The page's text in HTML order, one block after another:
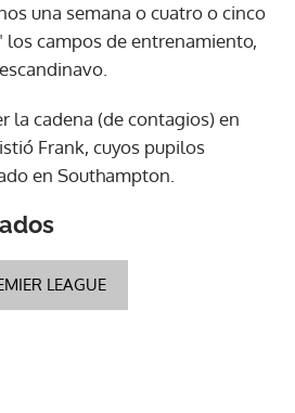
una semana o cuatro o cinco
los campos de entrenamiento,
la cadena (de contagios) en
Frank, cuyos pupilos
en Southampton.
LEAGUE